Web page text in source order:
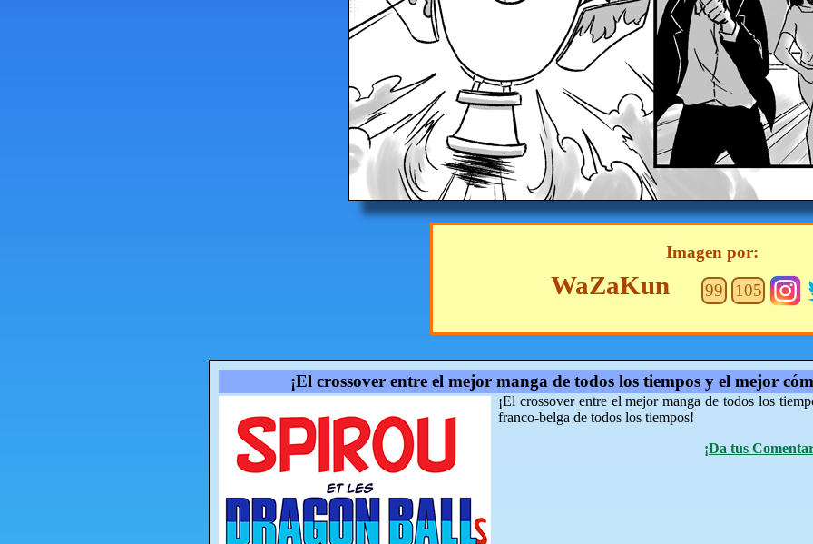
Imagen por:
WaZaKun 99 105
¡El crossover entre el mejor manga de todos los tiempos y el mejor
¡El crossover entre el mejor manga de todos los
franco-belga de todos los tiempos!
¡Da tus